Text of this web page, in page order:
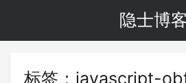
隐士博
标签：javascript-